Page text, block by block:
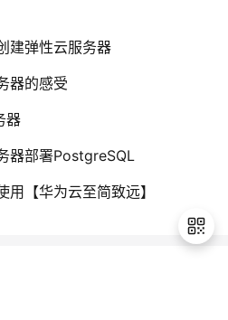
建弹性云服务器
器的感受
器
器部署PostgreSQL
【华为云至简致远】